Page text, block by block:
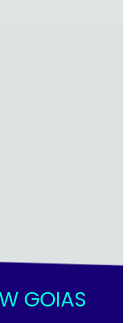
GOIAS